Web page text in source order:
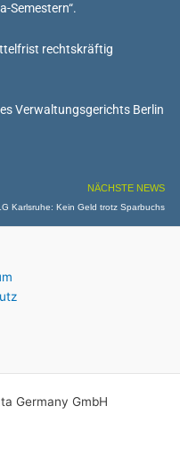
Semestern“.
rechtskräftig
Verwaltungsgerichts Berlin
NÄCHSTE NEWS
Karlsruhe: Kein Geld trotz Sparbuchs
Germany GmbH